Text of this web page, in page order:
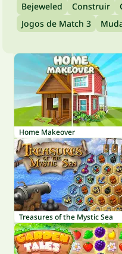
Bejeweled Construir
Jogos de Match 3
Home Makeover
Treasures of the Mystic Sea